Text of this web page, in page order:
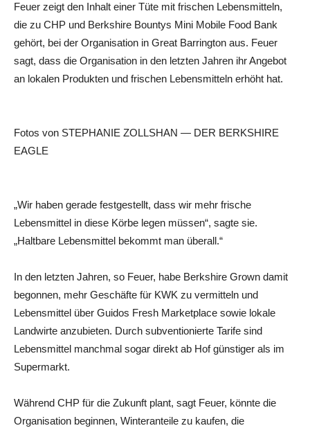
Feuer zeigt den Inhalt einer Tüte mit frischen Lebensmitteln,
die zu CHP und Berkshire Bountys Mini Mobile Food Bank
gehört, bei der Organisation in Great Barrington aus. Feuer
sagt, dass die Organisation in den letzten Jahren ihr Angebot
an lokalen Produkten und frischen Lebensmitteln erhöht hat.
Fotos von STEPHANIE ZOLLSHAN — DER BERKSHIRE
EAGLE
„Wir haben gerade festgestellt, dass wir mehr frische
Lebensmittel in diese Körbe legen müssen“, sagte sie.
„Haltbare Lebensmittel bekommt man überall.“
In den letzten Jahren, so Feuer, habe Berkshire Grown damit
begonnen, mehr Geschäfte für KWK zu vermitteln und
Lebensmittel über Guidos Fresh Marketplace sowie lokale
Landwirte anzubieten. Durch subventionierte Tarife sind
Lebensmittel manchmal sogar direkt ab Hof günstiger als im
Supermarkt.
Während CHP für die Zukunft plant, sagt Feuer, könnte die
Organisation beginnen, Winteranteile zu kaufen, die